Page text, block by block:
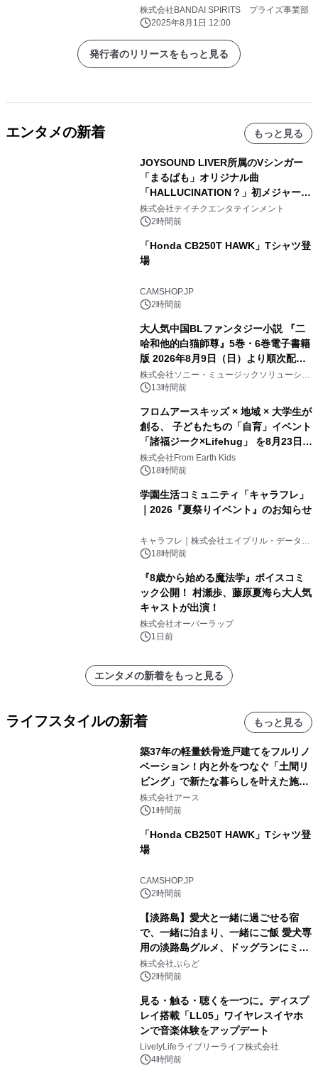
株式会社BANDAI SPIRITS プライズ事業部
2025年8月1日 12:00
発行者のリリースをもっと見る
エンタメの新着 もっと見る
JOYSOUND LIVER所属のVシンガー
「まるぱも」オリジナル曲
「HALLUCINATION？」初メジャー配
信リリース決定！
株式会社テイチクエンタテインメント
2時間前
「Honda CB250T HAWK」Tシャツ登
場
CAMSHOP.JP
2時間前
大人気中国BLファンタジー小説 『二
哈和他的白猫師尊』5巻・6巻電子書籍
版 2026年8月9日（日）より順次配信
開始
株式会社ソニー・ミュージックソリューショ
ンズ13時間前
フロムアースキッズ × 地域 × 大学生が
創る、 子どもたちの「自育」イベント
「諸福ジーク×Lifehug」 を8月23日
(日)開催
株式会社From Earth Kids
18時間前
学園生活コミュニティ「キャラフレ」
｜2026『夏祭りイベント』のお知らせ
キャラフレ｜株式会社エイプリル・データ・
デザインズ
18時間前
『8歳から始める魔法学』ボイスコミ
ック公開！ 村瀬歩、藤原夏海ら大人気
キャストが出演！
株式会社オーバーラップ
1日前
エンタメの新着をもっと見る
ライフスタイルの新着 もっと見る
築37年の軽量鉄骨造戸建てをフルリノ
ベーション！内と外をつなぐ「土間リ
ビング」で新たな暮らしを叶えた施工
事例を株式会社アースが公開
株式会社アース
1時間前
「Honda CB250T HAWK」Tシャツ登
場
CAMSHOP.JP
2時間前
【淡路島】愛犬と一緒に過ごせる宿
で、一緒に泊まり、一緒にご飯 愛犬専
用の淡路島グルメ、ドッグランにミニ
プール グランピングとトレーラーハウ
スの2施設で
株式会社ぷらど
2時間前
見る・触る・聴くを一つに。ディスプ
レイ搭載「LL05」ワイヤレスイヤホ
ンで音楽体験をアップデート
LivelyLifeライブリーライフ株式会社
4時間前